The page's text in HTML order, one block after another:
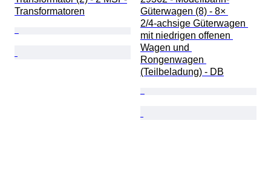
Transformatoren
Güterwagen (8) - 8×
2/4‑achsige Güterwagen
mit niedrigen offenen
Wagen und
Rongenwagen
(Teilbeladung) - DB